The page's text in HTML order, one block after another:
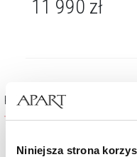
Niniejsza strona
11 990 zł
Kolekcja Glamour